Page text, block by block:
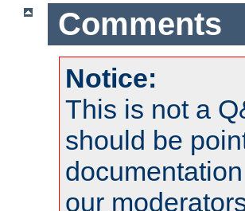
Comments
Notice:
This is not a
should be
our